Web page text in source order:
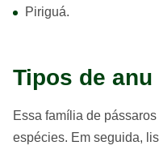
Piriguá.
Tipos de anu
Essa família de
espécies. Em seguida,